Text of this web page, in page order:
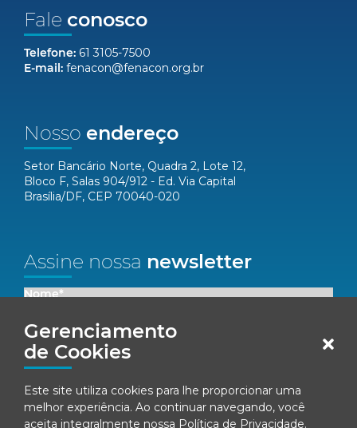
Gerenciamento
de Cookies
Este site utiliza cookies para lhe proporcionar uma
melhor experiência. Ao continuar navegando, você
aceita integralmente nossa Política de Privacidade.
Fale conosco
Telefone: 61 3105-7500
E-mail: fenacon@fenacon.org.br
Nosso endereço
Setor Bancário Norte, Quadra 2, Lote 12,
Bloco F, Salas 904/912 - Ed. Via Capital
Brasília/DF, CEP 70040-020
Assine nossa newsletter
Nome*
Email*
Concordo em receber comunicações da Fenacon.